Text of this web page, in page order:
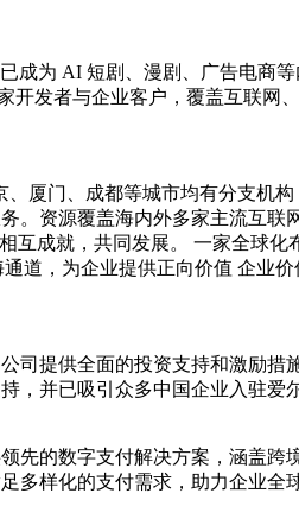
成为 AI 短剧、漫剧、广告电商
开发者与企业客户，覆盖互联网
厦门、成都等城市均有分支机
资源覆盖海内外多家主流互联
成就，共同发展。 一家全球
道，为企业提供正向价值 企业
提供全面的投资支持和激励措
，并已吸引众多中国企业入驻爱
先的数字支付解决方案，涵盖
多样化的支付需求，助力企业